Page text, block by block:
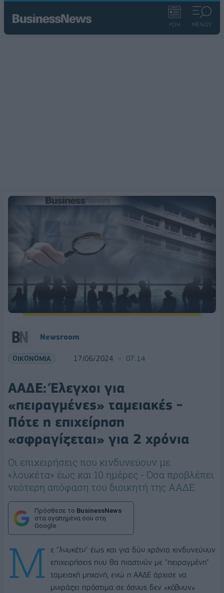
ΡΟΗ ΜΕΝΟΥ
Newsroom
ΟΙΚΟΝΟΜΙΑ 17/06/2024 07:14
ΑΑΔΕ: Έλεγχοι για
«πειραγμένες» ταμειακές -
Πότε η επιχείρηση
«σφραγίζεται» για 2 χρόνια
Οι επιχειρήσεις που κινδυνεύουν με
«λουκέτα» έως και 10 ημέρες - Όσα προβλέπει
νεότερη απόφαση του διοικητή της ΑΑΔΕ
Πρόσθεσε το BusinessNews
στα αγαπημένα σου στη
Google
Μ
ε "λουκέτο" έως και για δύο χρόνια κινδυνεύουν
επιχειρήσεις που θα πιαστούν με "πειραγμένη"
ταμειακή μηχανή, ενώ η ΑΑΔΕ άρχισε να
μοιράζει πρόστιμα σε όσους δεν «κόβουν»